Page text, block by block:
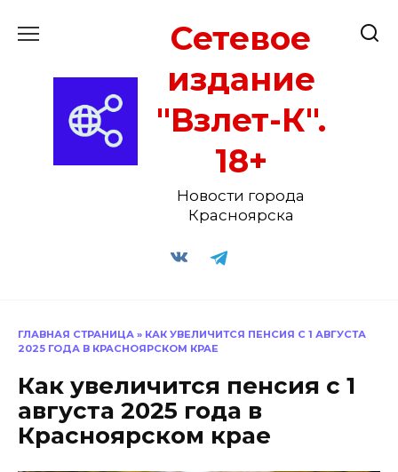
Сетевое
издание
"Взлет-К".
18+
Новости города
Красноярска
ГЛАВНАЯ СТРАНИЦА » КАК УВЕЛИЧИТСЯ ПЕНСИЯ С 1 АВГУСТА
2025 ГОДА В КРАСНОЯРСКОМ КРАЕ
Как увеличится пенсия с 1
августа 2025 года в
Красноярском крае